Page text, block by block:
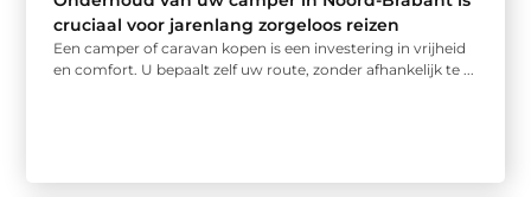
cruciaal voor jarenlang zorgeloos reizen
Een camper of caravan kopen is een investering in vrijheid
en comfort. U bepaalt zelf uw route, zonder afhankelijk te ...